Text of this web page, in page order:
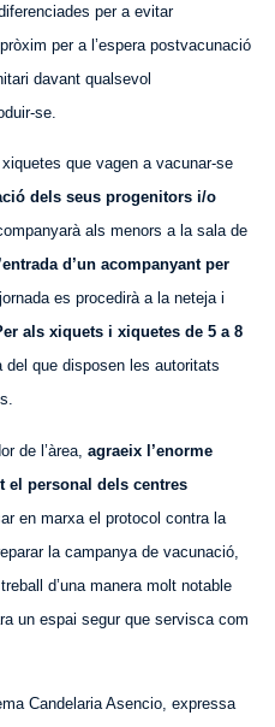
per a evitar
per a l’espera postvacunació
davant qualsevol
se.
que vagen a vacunar-se
dels seus progenitors i/o
als menors a la sala de
d’un acompanyant per
es procedirà a la neteja i
als xiquets i xiquetes de 5 a 8
del que disposen les autoritats
de l’àrea, agraeix l’enorme
el personal dels centres
en marxa el protocol contra la
la campanya de vacunació,
d’una manera molt notable
un espai segur que servisca com
Candelaria Asencio, expressa